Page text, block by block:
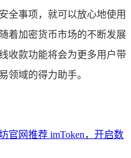
全事项，就可以放心地使用
着加密货币市场的不断发展
收款功能将会为更多用户带
领域的得力助手。
官网推荐 imToken，开启数